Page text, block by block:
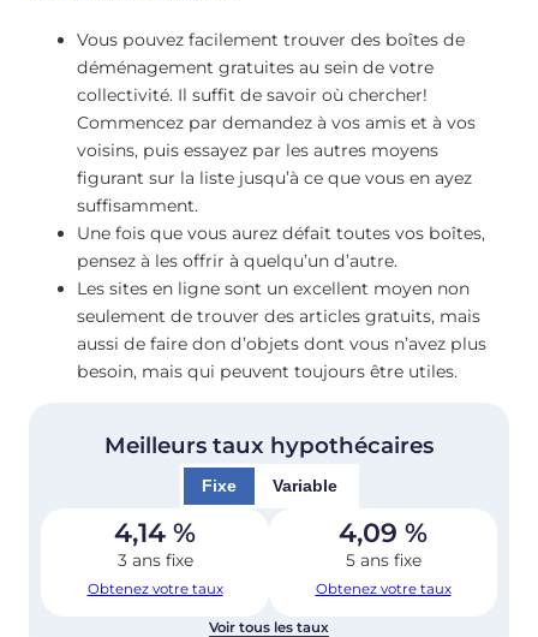
Vous pouvez facilement trouver des boîtes de
déménagement gratuites au sein de votre
collectivité. Il suffit de savoir où chercher!
Commencez par demandez à vos amis et à vos
voisins, puis essayez par les autres moyens
figurant sur la liste jusqu’à ce que vous en ayez
suffisamment.
Une fois que vous aurez défait toutes vos boîtes,
pensez à les offrir à quelqu’un d’autre.
Les sites en ligne sont un excellent moyen non
seulement de trouver des articles gratuits, mais
aussi de faire don d’objets dont vous n’avez plus
besoin, mais qui peuvent toujours être utiles.
Meilleurs taux hypothécaires
Fixe Variable
4,14 %
3 ans fixe
Obtenez votre taux
4,09 %
5 ans fixe
Obtenez votre taux
Voir tous les taux